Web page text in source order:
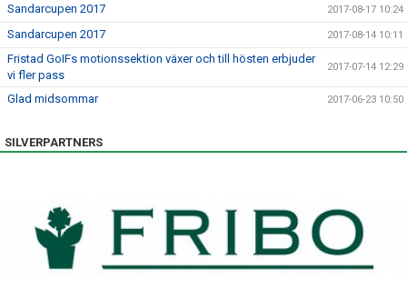
Sandarcupen 2017 2017-08-17 10:24
Sandarcupen 2017 2017-08-14 10:11
Fristad GoIFs motionssektion växer och till hösten erbjuder
vi fler pass
2017-07-14 12:29
Glad midsommar 2017-06-23 10:50
SILVERPARTNERS